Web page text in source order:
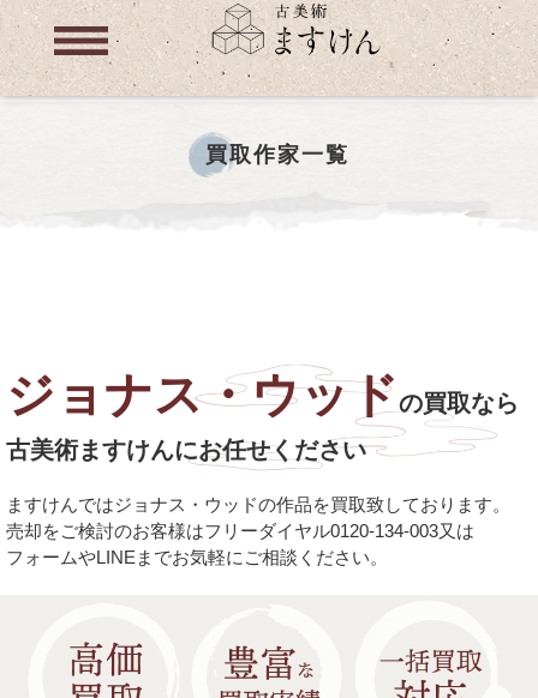
買取作家一覧
ジョナス・ウッドの買取なら
古美術ますけんにお任せください
ますけんではジョナス・ウッドの作品を買取致しております。
売却をご検討のお客様はフリーダイヤル0120-134-003又は
フォームやLINEまでお気軽にご相談ください。